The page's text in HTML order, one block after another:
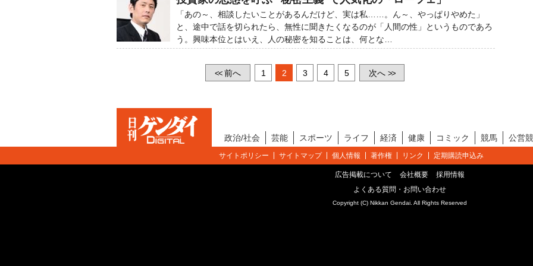
「あの～、相談したいことがあるんだけど、実は私……。ん～、やっぱりやめた」
と、途中で話を切られたら、無性に聞きたくなるのが「人間の性」というものであろ
う。興味本位とはいえ、人の秘密を知ることは、何とな…
<<前へ 1 2 3 4 5 次へ >>
政治/社会 芸能 スポーツ ライフ 経済 健康 コミック 競馬 公営
サイトポリシー サイトマップ 個人情報 著作権 リンク 定期購読申込み
広告掲載について 会社概要
採用情報
よくある質問・お問い合わせ
Copyright (C) Nikkan Gendai. All Rights Reserved